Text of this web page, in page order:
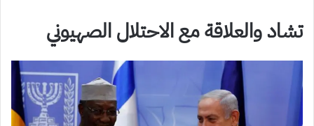
تشاد والعلاقة مع الاحتلال الصهيوني